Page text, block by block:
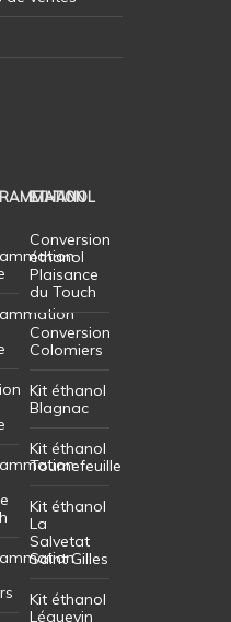
ETHANOL
Conversion
éthanol
Plaisance
du Touch
Conversion
Colomiers
Kit éthanol
Blagnac
Kit éthanol
Tournefeuille
Kit éthanol
La
Salvetat
Saint Gilles
Kit éthanol
Léguevin